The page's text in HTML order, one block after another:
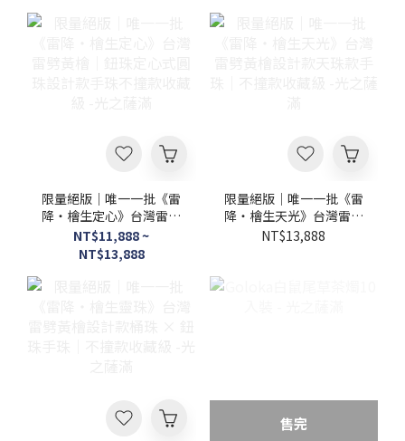
限量絕版｜唯一一批《雷
降・檜生定心》台灣雷劈
黃檜｜鈕珠定心式圓珠設
計款手珠不撞款收藏級 -
光之薩滿
NT$11,888 ~
NT$13,888
限量絕版｜唯一一批《雷
降・檜生天光》台灣雷劈
黃檜設計款天珠款手珠｜
NT$13,888
售完